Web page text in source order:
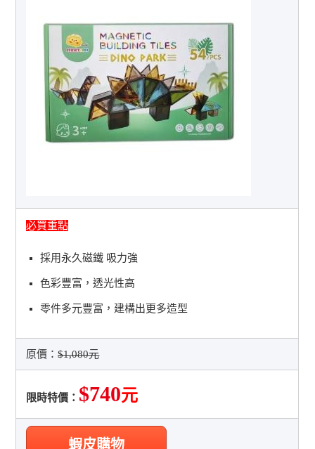
必買重點
採用永久磁鐵 吸力強
色彩豐富，透光性高
零件多元豐富，建構出更多造型
原價：$1,080元
限時特價： $740元
蝦皮購物